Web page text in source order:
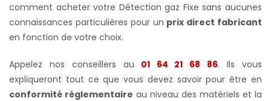
comment acheter votre Détection gaz Fixe sans aucunes
connaissances particulières pour un prix direct fabricant
en fonction de votre choix.
Appelez nos conseillers au 01 64 21 68 86. Ils vous
expliqueront tout ce que vous devez savoir pour être en
conformité réglementaire au niveau des matériels et la